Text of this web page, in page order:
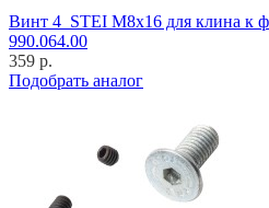
Винт 4_STEI M8x16 для клина к
990.064.00
359 р.
Подобрать аналог